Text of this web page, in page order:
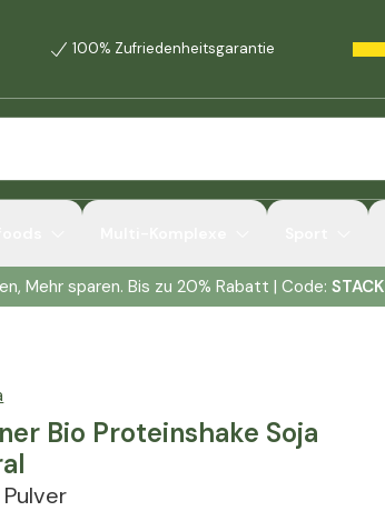
100% Zufriedenheitsgarantie
Mehr sparen. Bis zu 20% Rabatt | Code: STACK
Bio Proteinshake Soja